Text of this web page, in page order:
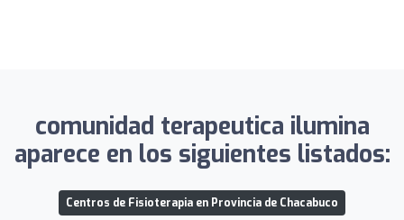
comunidad terapeutica ilumina
aparece en los siguientes listados:
Centros de Fisioterapia en Provincia de Chacabuco